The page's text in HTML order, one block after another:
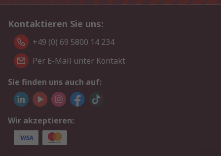
Kontaktieren Sie uns:
+49 (0) 69 5800 14 234
Per E-Mail unter Kontakt
Sie finden uns auch auf:
Wir akzeptieren: